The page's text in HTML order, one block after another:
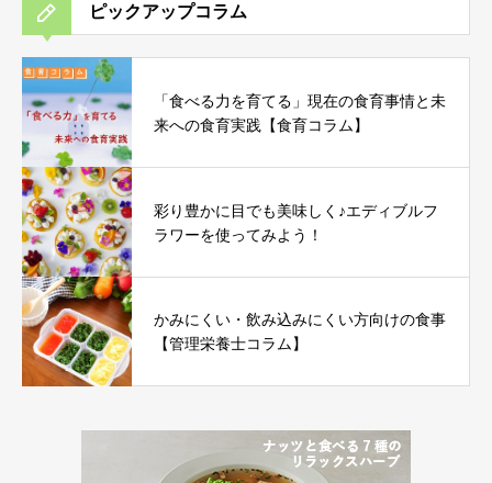
ピックアップコラム
「食べる力を育てる」現在の食育事情と未
来への食育実践【食育コラム】
彩り豊かに目でも美味しく♪エディブルフ
ラワーを使ってみよう！
かみにくい・飲み込みにくい方向けの食事
【管理栄養士コラム】